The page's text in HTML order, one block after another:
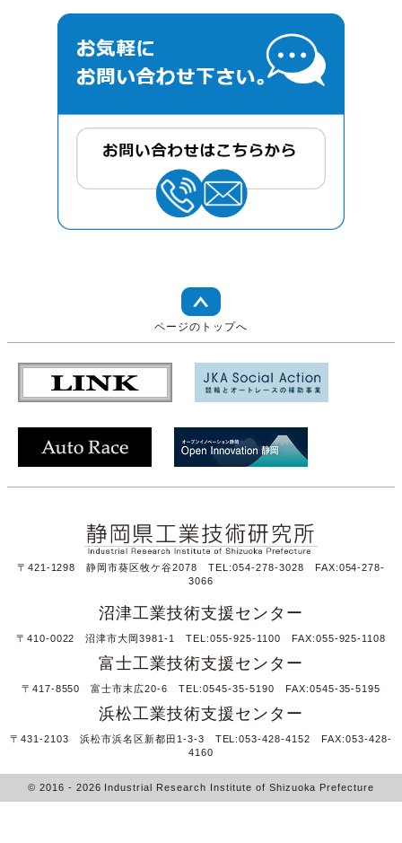
ページのトップへ
〒421-1298 静岡市葵区牧ケ谷2078 TEL:054-278-3028 FAX:054-278-
3066
沼津工業技術支援センター
〒410-0022 沼津市大岡3981-1 TEL:055-925-1100 FAX:055-925-1108
富士工業技術支援センター
〒417-8550 富士市末広20-6 TEL:0545-35-5190 FAX:0545-35-5195
浜松工業技術支援センター
〒431-2103 浜松市浜名区新都田1-3-3 TEL:053-428-4152 FAX:053-428-
4160
© 2016 - 2026 Industrial Research Institute of Shizuoka Prefecture